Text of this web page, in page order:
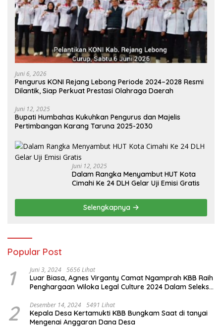
Juni 6, 2026
Pengurus KONI Rejang Lebong Periode 2024–2028 Resmi
Dilantik, Siap Perkuat Prestasi Olahraga Daerah
Juni 12, 2025
Bupati Humbahas Kukuhkan Pengurus dan Majelis
Pertimbangan Karang Taruna 2025-2030
Juni 12, 2025
Dalam Rangka Menyambut HUT Kota
Cimahi Ke 24 DLH Gelar Uji Emisi Gratis
Selengkapnya
Popular Post
1 Juni 3, 2024 5656 Lihat
Luar Biasa, Agnes Virganty Camat Ngamprah KBB Raih
Penghargaan Wiloka Legal Culture 2024 Dalam Seleksi
2 Desember 14, 2024 5491 Lihat
Kepala Desa Kertamukti KBB Bungkam Saat di tanyai
Mengenai Anggaran Dana Desa